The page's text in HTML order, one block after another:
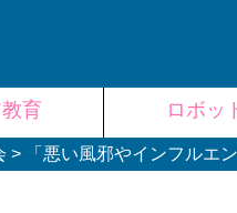
育 ロボッ
> 「悪い風邪やインフルエ